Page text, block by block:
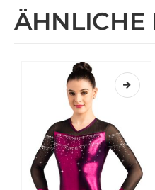
ÄHNLICHE